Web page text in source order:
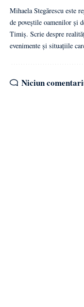
Mihaela Stegărescu este
de poveștile oamenilor și
Timiș. Scrie despre
evenimente și situațiile
Niciun